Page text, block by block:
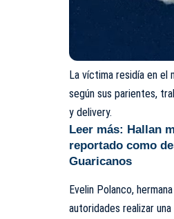
La víctima residía en el
según sus parientes,
y delivery.
Leer más: Hallan
reportado como
Guaricanos
Evelin Polanco,
autoridades realizar